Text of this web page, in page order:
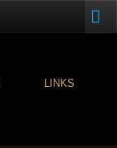
LINKS